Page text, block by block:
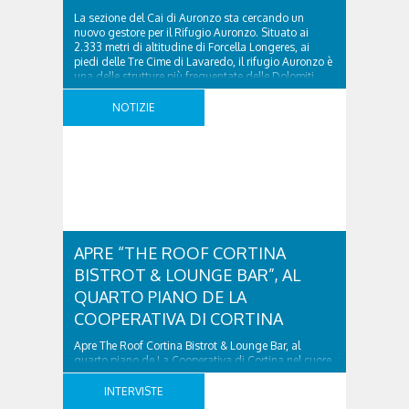
La sezione del Cai di Auronzo sta cercando un
nuovo gestore per il Rifugio Auronzo. Situato ai
2.333 metri di altitudine di Forcella Longeres, ai
piedi delle Tre Cime di Lavaredo, il rifugio Auronzo è
una delle strutture più frequentate delle Dolomiti.
Negli ultimi anni è stato gestito direttamente dalla
sezione Cai di Auronzo che, ..
NOTIZIE
APRE “THE ROOF CORTINA
BISTROT & LOUNGE BAR”, AL
QUARTO PIANO DE LA
COOPERATIVA DI CORTINA
Apre The Roof Cortina Bistrot & Lounge Bar, al
quarto piano de La Cooperativa di Cortina nel cuore
della Regina delle Dolomiti. Lunedì 17 febbraio alle
ore 16 si terrà la presentazione al pubblico all’interno
INTERVISTE